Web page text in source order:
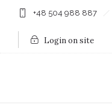
+48 504 988 887
Login on site